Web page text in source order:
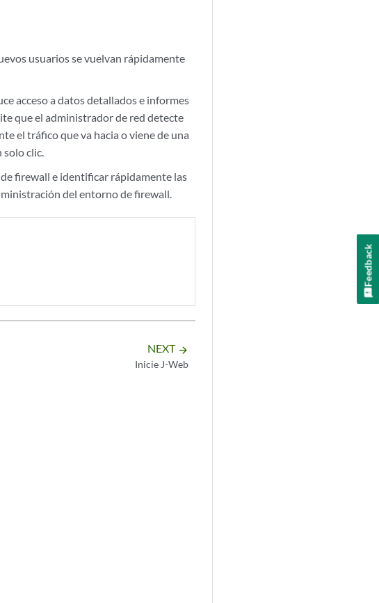
usuarios se vuelvan rápidamente
acceso a datos detallados e informes
que el administrador de red detecte
el tráfico que va hacia o viene de una
solo clic.
firewall e identificar rápidamente las
del entorno de firewall.
NEXT arrow_forward
Inicie J-Web
Feedback